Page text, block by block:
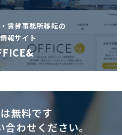
賃貸事務所移転の
報サイト
無料です
わせください。